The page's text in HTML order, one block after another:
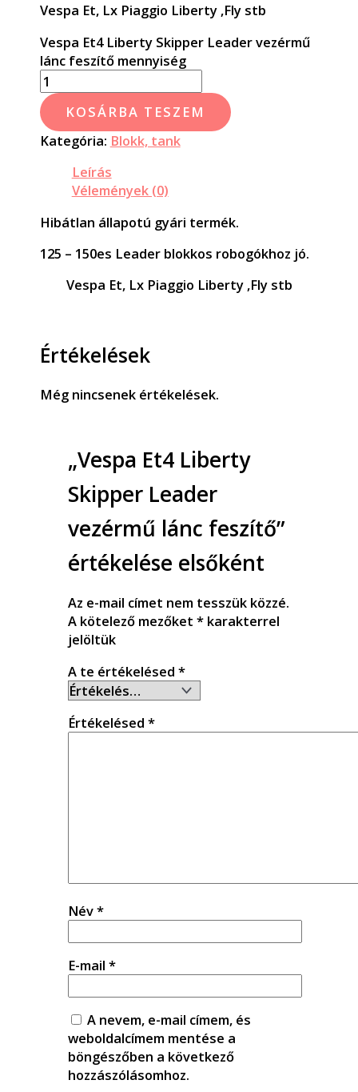
Vespa Et, Lx Piaggio Liberty ,Fly stb
Vespa Et4 Liberty Skipper Leader vezérmű
lánc feszítő mennyiség
KOSÁRBA TESZEM
Kategória: Blokk, tank
Leírás
Vélemények (0)
Hibátlan állapotú gyári termék.
125 – 150es Leader blokkos robogókhoz jó.
Vespa Et, Lx Piaggio Liberty ,Fly stb
Értékelések
Még nincsenek értékelések.
„Vespa Et4 Liberty
Skipper Leader
vezérmű lánc feszítő”
értékelése elsőként
Az e-mail címet nem tesszük közzé.
A kötelező mezőket *karakterrel
jelöltük
A te értékelésed *
Értékelésed *
Név*
E-mail *
A nevem, e-mail címem, és
weboldalcímem mentése a
böngészőben a következő
hozzászólásomhoz.